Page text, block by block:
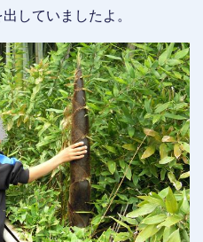
していましたよ。